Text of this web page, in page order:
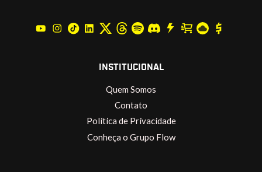
INSTITUCIONAL
Quem Somos
Contato
Política de Privacidade
Conheça o Grupo Flow